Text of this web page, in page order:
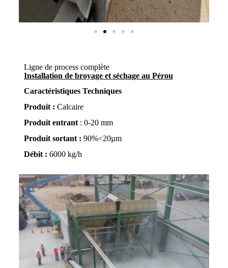
Ligne de process complète
Installation de broyage et séchage au Pérou
Caractéristiques Techniques
Produit : Calcaire
Produit entrant: 0-20 mm
Produit sortant : 90%<20µm
Débit : 6000 kg/h